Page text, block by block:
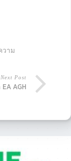
วาม
Next Post
AGH